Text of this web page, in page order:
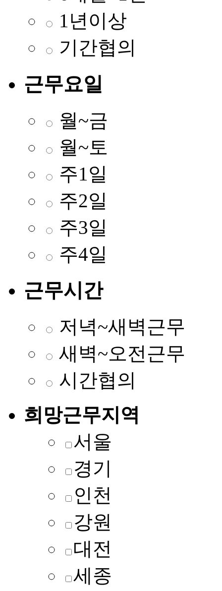
1년이상
기간협의
근무요일
월~금
월~토
주1일
주2일
주3일
주4일
근무시간
저녁~새벽근무
새벽~오전근무
시간협의
희망근무지역
서울
경기
인천
강원
대전
세종